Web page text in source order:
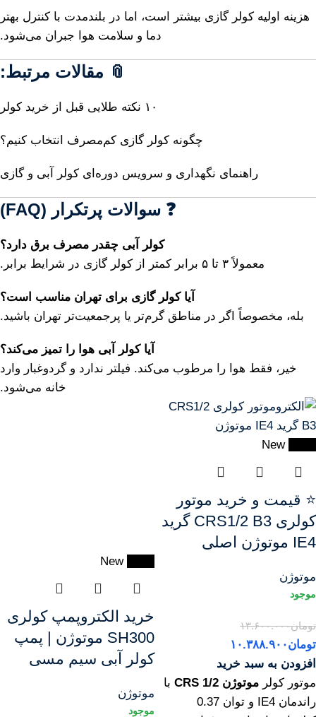
هزینه اولیه کولر گازی بیشتر است، اما در بلندمدت با کنترل بهتر
دما و سلامت هوا جبران می‌شود.
📎 مقالات مرتبط:
۱۰ نکته طلایی قبل از خرید کولر
چگونه کولر گازی کم‌مصرف انتخاب کنیم؟
راهنمای نگهداری و سرویس دوره‌ای کولر آبی و گازی
❓ سوالات پرتکرار (FAQ)
کولر آبی چقدر مصرف برق دارد؟
معمولاً۳ تا ۵ برابر کمتر از کولر گازی در شرایط برابر.
آیاکولرگازی برای تهران مناسب است؟
بله، مخصوصاً اگر در مناطق گرم‌تر یا پرجمعیت‌تر تهران باشید.
آیاکولر آبی هوا را تمیز می‌کند؟
خیر، فقط هوا را مرطوب می‌کند. فیلتر ندارد و گردوغبار وارد
خانه می‌شود.
New
⭐ قیمت و خرید موتور
کولری CRS1/2 B3 گرید
IE4 موتوژن اصلی
موتوژن
تومان۱۳.۶۰۰.۰۰۰
تومان۱۰.۳۸۸.۹۰۰
افزودن به سبد خرید
موتور کولر موتوژن 1/2 CRS
با
راندمان IE4 و توان 0.37
New
خرید الکتروپمپ کولری
SH300 موتوژن | پمپ
کولر آبی سیم مسی
موتوژن